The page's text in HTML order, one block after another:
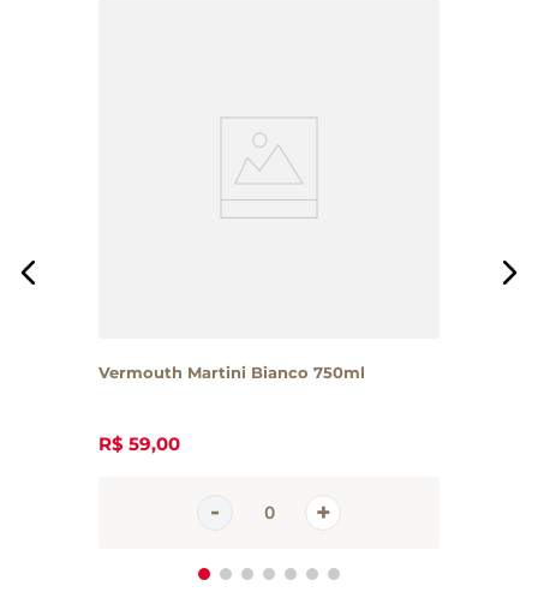
Vermouth Martini Bianco 750ml
R$ 59,00